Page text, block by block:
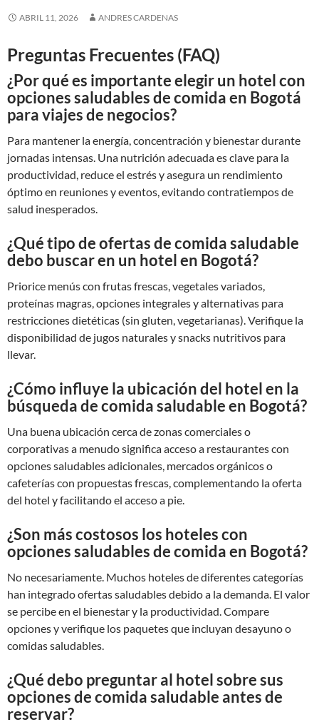
ABRIL 11, 2026 ANDRES CARDENAS
Preguntas Frecuentes (FAQ)
¿Por qué es importante elegir un hotel con
opciones saludables de comida en Bogotá
para viajes de negocios?
Para mantener la energía, concentración y bienestar durante
jornadas intensas. Una nutrición adecuada es clave para la
productividad, reduce el estrés y asegura un rendimiento
óptimo en reuniones y eventos, evitando contratiempos de
salud inesperados.
¿Qué tipo de ofertas de comida saludable
debo buscar en un hotel en Bogotá?
Priorice menús con frutas frescas, vegetales variados,
proteínas magras, opciones integrales y alternativas para
restricciones dietéticas (sin gluten, vegetarianas). Verifique la
disponibilidad de jugos naturales y snacks nutritivos para
llevar.
¿Cómo influye la ubicación del hotel en la
búsqueda de comida saludable en Bogotá?
Una buena ubicación cerca de zonas comerciales o
corporativas a menudo significa acceso a restaurantes con
opciones saludables adicionales, mercados orgánicos o
cafeterías con propuestas frescas, complementando la oferta
del hotel y facilitando el acceso a pie.
¿Son más costosos los hoteles con
opciones saludables de comida en Bogotá?
No necesariamente. Muchos hoteles de diferentes categorías
han integrado ofertas saludables debido a la demanda. El valor
se percibe en el bienestar y la productividad. Compare
opciones y verifique los paquetes que incluyan desayuno o
comidas saludables.
¿Qué debo preguntar al hotel sobre sus
opciones de comida saludable antes de
reservar?